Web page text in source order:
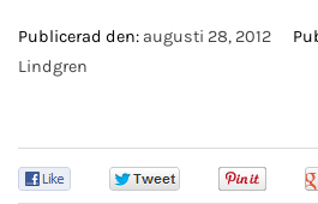
Publicerad den: augusti 28, 2012
Lindgren